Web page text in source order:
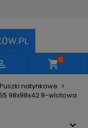
shopping_cart0
Puszki natynkowe
98x98x42 8-wlotowa
Utwórz listę życzeń
produkty na
Zaloguj się